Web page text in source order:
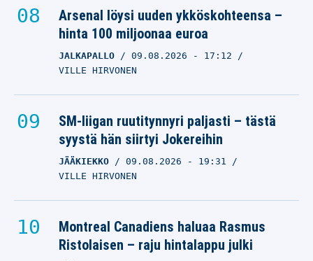
Arsenal löysi uuden ykköskohteensa –
hinta 100 miljoonaa euroa
JALKAPALLO 09.08.2026 - 17:12
VILLE HIRVONEN
SM-liigan ruutitynnyri paljasti – tästä
syystä hän siirtyi Jokereihin
JÄÄKIEKKO 09.08.2026 - 19:31
VILLE HIRVONEN
Montreal Canadiens haluaa Rasmus
Ristolaisen – raju hintalappu julki